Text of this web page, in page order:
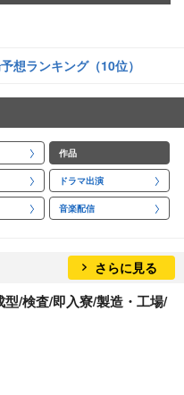
想ランキング（10位）
作品
ドラマ出演
音楽配信
さらに見る
型/検査/即入寮/製造・工場/